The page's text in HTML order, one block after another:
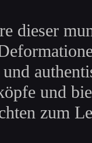
dieser
und
zum